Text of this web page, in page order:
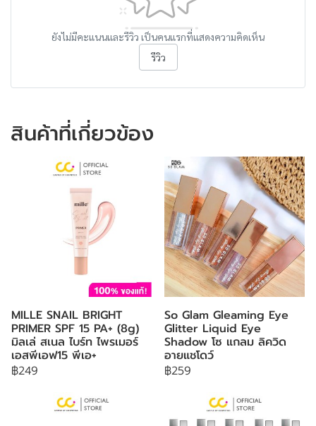
ยังไม่มีคะแนนและรีวิว เป็นคนแรกที่แสดงความคิดเห็น
รีวิว
สินค้าที่เกี่ยวข้อง
MILLE SNAIL BRIGHT
PRIMER SPF 15 PA+ (8g)
มิลเล่ สเนล ไบร์ท ไพรเมอร์
เอสพีเอฟ15 พีเอ+
฿249
So Glam Gleaming Eye
Glitter Liquid Eye
Shadow โซ แกลม ลิควิด
อายแชโดว์
฿259